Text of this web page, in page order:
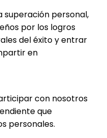
superación personal,
por los logros
del éxito y entrar
en
con nosotros
que
personales.